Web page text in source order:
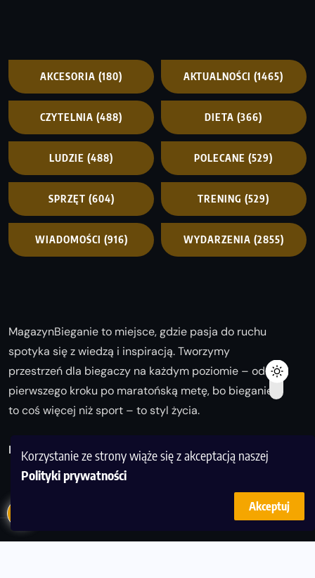
Korzystanie ze strony wiąże się z akceptacją naszej
Polityki prywatności
Akceptuj
AKCESORIA (180) AKTUALNOŚCI (1465)
CZYTELNIA (488) DIETA (366)
LUDZIE (488) POLECANE (529)
SPRZĘT (604) TRENING (529)
WIADOMOŚCI (916) WYDARZENIA (2855)
MagazynBieganie to miejsce, gdzie pasja do ruchu
spotyka się z wiedzą i inspiracją. Tworzymy
przestrzeń dla biegaczy na każdym poziomie – od
pierwszego kroku po maratońską metę, bo bieganie
to coś więcej niż sport – to styl życia.
Biegaj z nami i odkrywaj swoją najlepszą wersję!